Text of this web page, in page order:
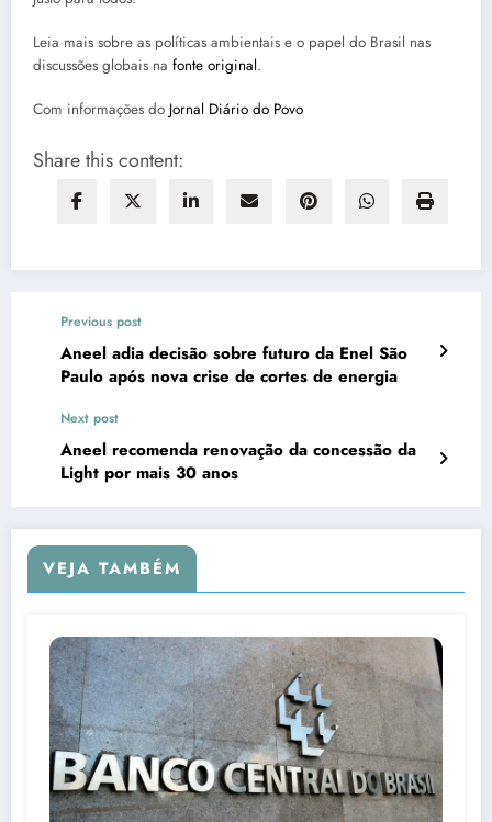
Leia mais sobre as políticas ambientais e o papel do Brasil nas
discussões globais na fonte original.
Com informações do Jornal Diário do Povo
Share this content:
Previous post
Aneel adia decisão sobre futuro da Enel São
Paulo após nova crise de cortes de energia
Next post
Aneel recomenda renovação da concessão da
Light por mais 30 anos
VEJA TAMBÉM